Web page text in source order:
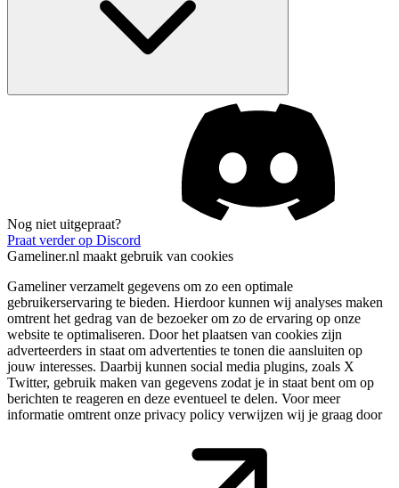
Nog niet uitgepraat?
Praat verder op Discord
Gameliner.nl maakt gebruik van cookies
Gameliner verzamelt gegevens om zo een optimale
gebruikerservaring te bieden. Hierdoor kunnen wij analyses maken
omtrent het gedrag van de bezoeker om zo de ervaring op onze
website te optimaliseren. Door het plaatsen van cookies zijn
adverteerders in staat om advertenties te tonen die aansluiten op
jouw interesses. Daarbij kunnen social media plugins, zoals X
Twitter, gebruik maken van gegevens zodat je in staat bent om op
berichten te reageren en deze eventueel te delen. Voor meer
informatie omtrent onze privacy policy verwijzen wij je graag door